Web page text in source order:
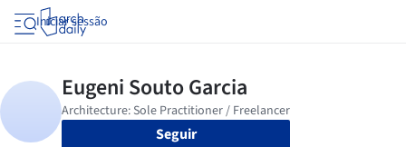
Iniciar sessão
Seguir